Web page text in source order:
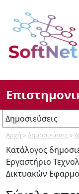
Main
Navigation
Main
section
navigation
Δημοσιεύσεις
Δημοσιεύσεις
MSc, PhD
Διπλωματικές
Αρχή » Δημοσιεύσεις »
Κατάλογος
Εργαστήριο
Δικτυακών